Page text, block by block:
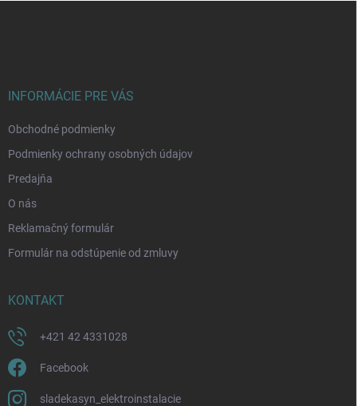
INFORMÁCIE PRE VÁS
Obchodné podmienky
Podmienky ochrany osobných údajov
Predajňa
O nás
Reklamačný formulár
Formulár na odstúpenie od zmluvy
KONTAKT
+421 42 4331028
Facebook
sladekasyn_elektroinstalacie